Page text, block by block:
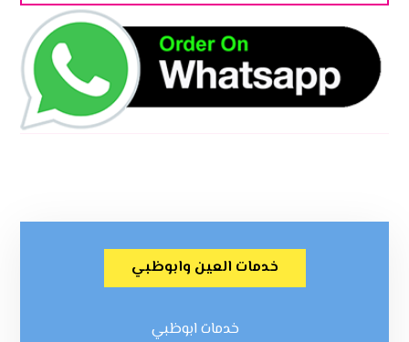
خدمات العين وابوظبي
خدمات ابوظبي